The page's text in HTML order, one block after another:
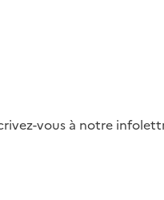
vous à notre